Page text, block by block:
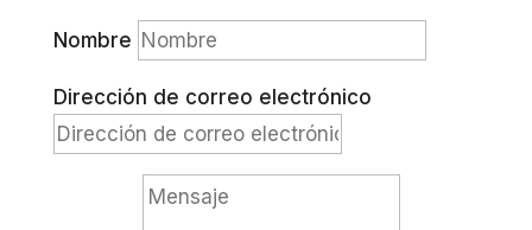
Nombre
Dirección de correo electrónico